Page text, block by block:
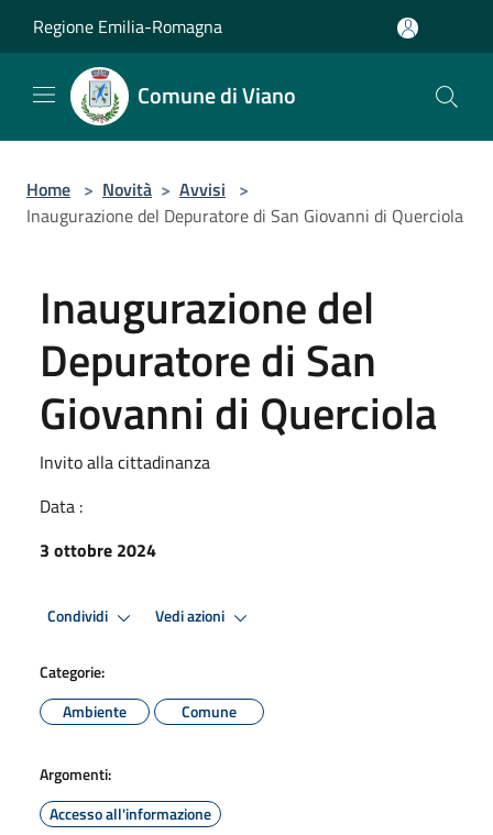
Regione Emilia-Romagna
Comune di Viano
Home > Novità > Avvisi >
Inaugurazione del Depuratore di San Giovanni di Querciola
Inaugurazione del
Depuratore di San
Giovanni di Querciola
Invito alla cittadinanza
Data :
3 ottobre 2024
Condividi Vedi azioni
Categorie:
Ambiente
Comune
Argomenti:
Accesso all'informazione